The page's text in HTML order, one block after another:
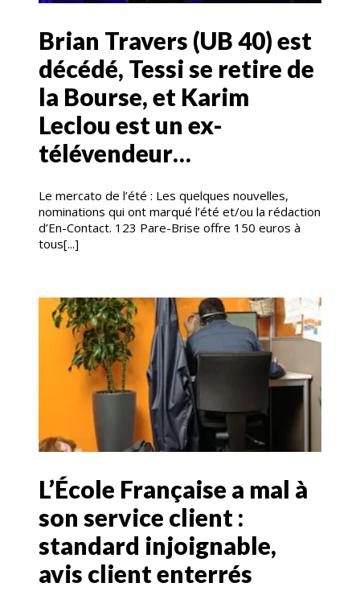
Brian Travers (UB 40) est
décédé, Tessi se retire de
la Bourse, et Karim
Leclou est un ex-
télévendeur…
Le mercato de l’été : Les quelques nouvelles,
nominations qui ont marqué l’été et/ou la rédaction
d’En-Contact. 123 Pare-Brise offre 150 euros à
tous[...]
L’École Française a mal à
son service client :
standard injoignable,
avis client enterrés